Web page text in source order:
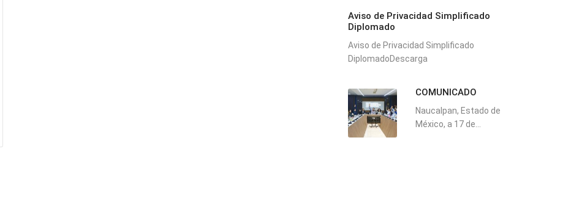
Aviso de Privacidad Simplificado
Diplomado
Aviso de Privacidad Simplificado
DiplomadoDescarga
COMUNICADO
Naucalpan, Estado de
México, a 17 de...